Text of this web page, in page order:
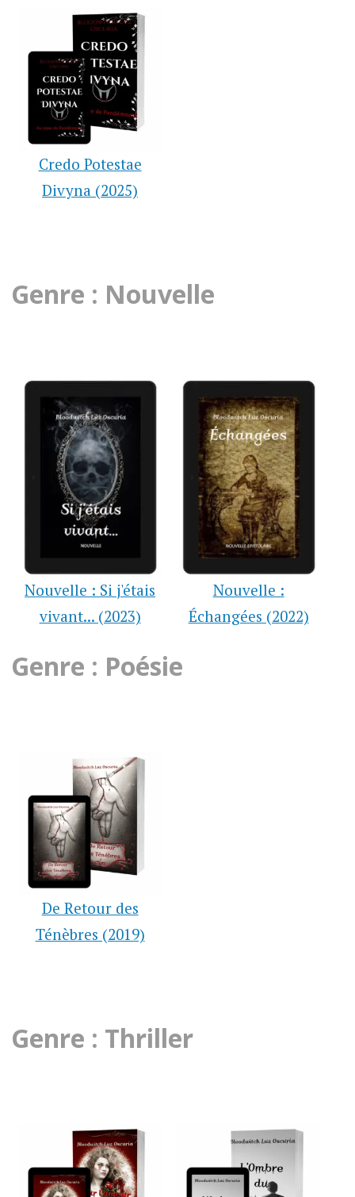
Credo Potestae
Divyna (2025)
Genre : Nouvelle
Nouvelle : Si j'étais
vivant... (2023)
Nouvelle :
Échangées (2022)
Genre : Poésie
De Retour des
Ténèbres (2019)
Genre : Thriller